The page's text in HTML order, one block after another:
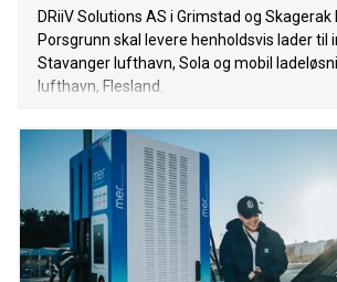
DRiiV Solutions AS i Grimstad og Skagerak
Porsgrunn skal levere henholdsvis lader til
Stavanger lufthavn, Sola og mobil
lufthavn, Flesland.